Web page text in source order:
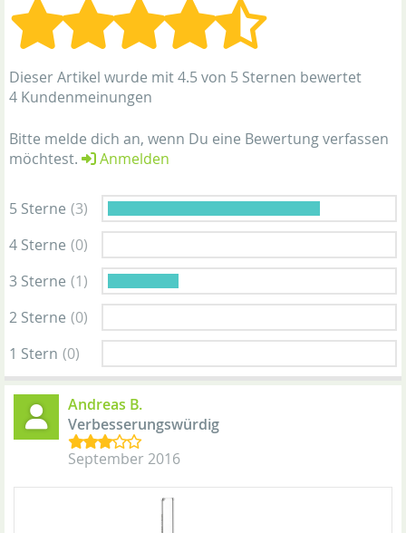
Dieser Artikel wurde mit 4.5 von 5 Sternen bewertet
4 Kundenmeinungen
Bitte melde dich an, wenn Du eine Bewertung verfassen
möchtest.
Anmelden
5 Sterne (3)
4 Sterne (0)
3 Sterne (1)
2 Sterne (0)
1 Stern (0)
Andreas B.
Verbesserungswürdig
September 2016